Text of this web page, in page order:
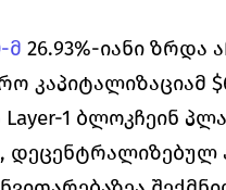
მ 26.93%-იანი ზრდა
კაპიტალიზაციამ
Layer-1 ბლოკჩეინ
დეცენტრალიზებულ